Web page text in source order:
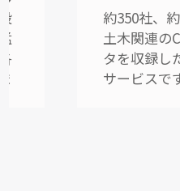
社、約1200製品の
関連のCAD部品デー
収録したライブラリ
スです。